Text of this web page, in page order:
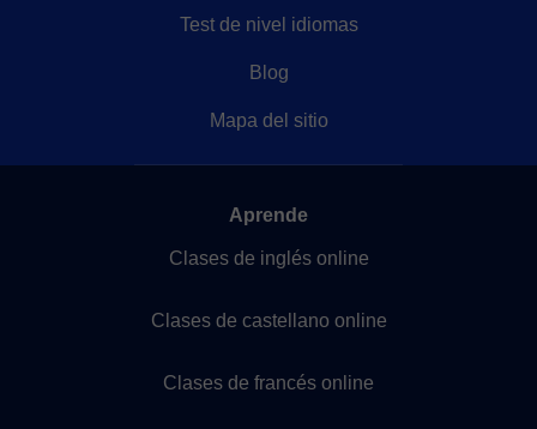
Test de nivel idiomas
Blog
Mapa del sitio
Aprende
Clases de inglés online
Clases de castellano online
Clases de francés online